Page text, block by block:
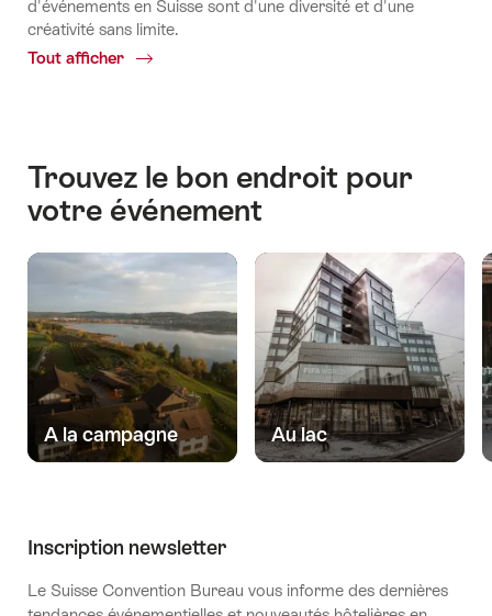
d'événements en Suisse sont d'une diversité et d'une
créativité sans limite.
Tout afficher
Common.Of
Trouvez le bon endroit pour
votre événement
A la campagne Au lac
Inscription newsletter
Le Suisse Convention Bureau vous informe des dernières